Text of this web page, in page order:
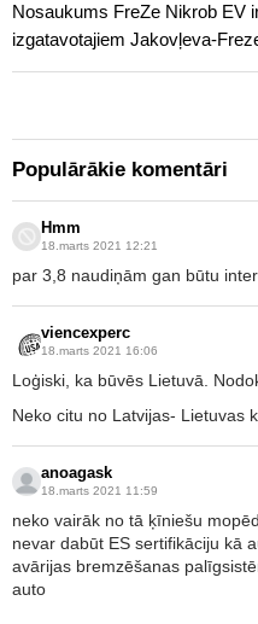
Nosaukums FreZe Nikrob EV
izgatavotajiem Jakovļeva-
Populārākie komentāri
Hmm
18.marts 2021 12:21
par 3,8 naudiņām gan būtu
viencexperc
18.marts 2021 16:06
Loģiski, ka būvēs Lietuvā.
Neko citu no Latvijas- Lietuvas
anoagask
18.marts 2021 11:59
neko vairāk no tā ķīniešu
nevar dabūt ES sertifikāciju kā
avārijas bremzēšanas
auto